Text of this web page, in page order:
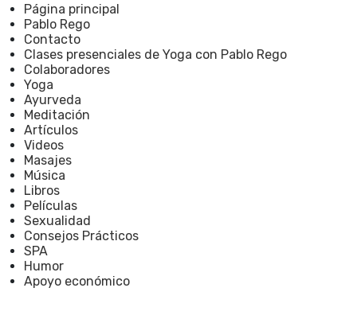
Página principal
Pablo Rego
Contacto
Clases presenciales de Yoga con Pablo Rego
Colaboradores
Yoga
Ayurveda
Meditación
Artículos
Videos
Masajes
Música
Libros
Películas
Sexualidad
Consejos Prácticos
SPA
Humor
Apoyo económico